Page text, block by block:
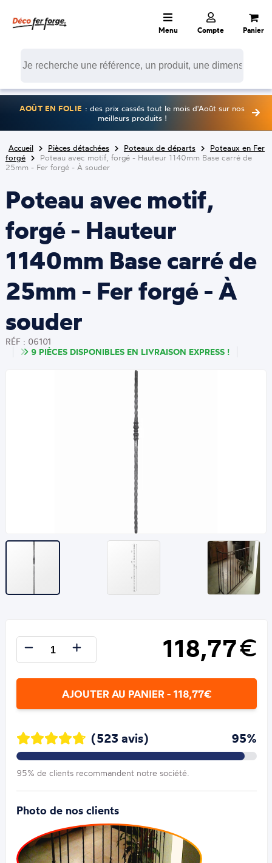
Menu Compte Panier
AOÛT EN FOLIE : des prix cassés tout le mois d'Août sur nos
meilleurs produits !
Accueil Pièces détachées Poteaux de départs
Poteaux en Fer
forgé
Poteau avec motif, forgé - Hauteur 1140mm Base carré de
25mm - Fer forgé - À souder
Poteau avec motif,
forgé - Hauteur
1140mm Base carré de
25mm - Fer forgé - À
souder
RÉF : 06101
9 PIÈCES DISPONIBLES EN LIVRAISON EXPRESS !
118,77€
AJOUTER AU PANIER - 118,77€
(523 avis) 95%
95% de clients recommandent notre société.
Photo de nos clients